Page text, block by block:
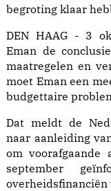
begroting klaar
DEN HAAG - 3
Eman de
maatregelen en
moet Eman een
budgettaire
Dat meldt de
naar aanleiding
om voorafgaande
september
overheidsfinanciën